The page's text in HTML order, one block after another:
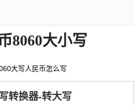
8060大小写
大写人民币怎么写
转换器-转大写